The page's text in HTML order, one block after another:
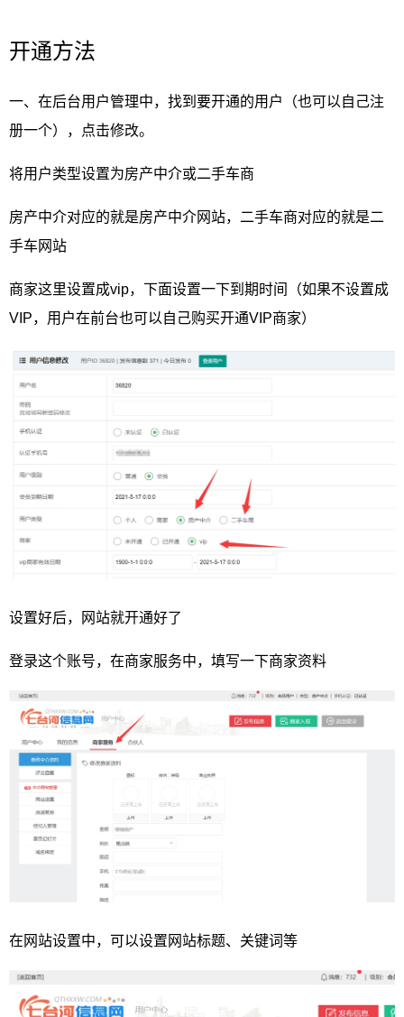
开通方法
一、在后台用户管理中，找到要开通的用户（也可以自己注
册一个），点击修改。
将用户类型设置为房产中介或二手车商
房产中介对应的就是房产中介网站，二手车商对应的就是二
手车网站
商家这里设置成vip，下面设置一下到期时间（如果不设置成
VIP，用户在前台也可以自己购买开通VIP商家）
设置好后，网站就开通好了
登录这个账号，在商家服务中，填写一下商家资料
在网站设置中，可以设置网站标题、关键词等